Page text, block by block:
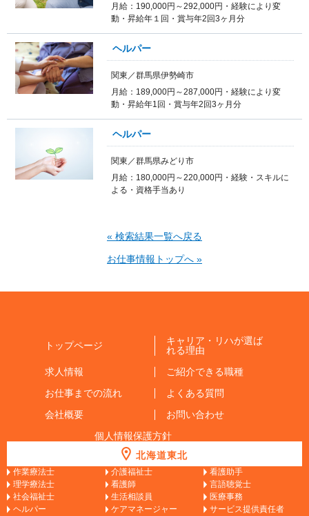
月給：190,000円～292,000円・経験により変
動・昇給年１回・賞与年2回3ヶ月分
ヘルパー
関東／群馬県伊勢崎市
月給：189,000円～287,000円・経験により変
動・昇給年1回・賞与年2回3ヶ月分
ヘルパー
関東／群馬県みどり市
月給：180,000円～220,000円・経験・スキルに
よる・資格手当あり
« 検索結果一覧へ戻る
お仕事情報トップへ »
トップページ
キャリア・リハが選ば
れる理由
求人情報
ご紹介できる職種
お仕事までの流れ
よくある質問
会社概要
お問い合わせ
個人情報保護方針
北海道東北
作業療法士 介護福祉士
看護助手
理学療法士
看護師
言語聴覚士
社会福祉士
生活相談員
医療事務
ヘルパー
ケアマネージャー サービス提供責任者